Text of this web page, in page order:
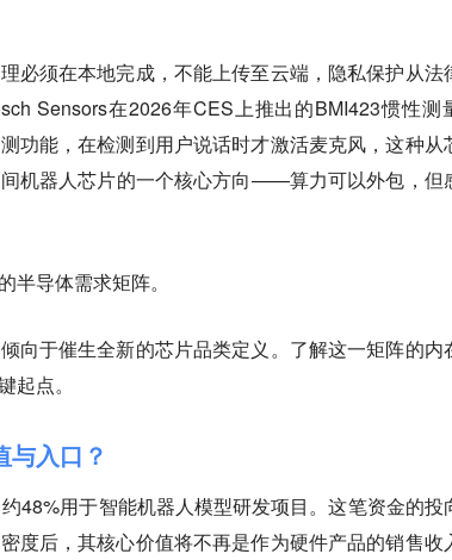
必须在本地完成，不能上传至云端，隐私保护从法
Sensors在2026年CES上推出的BMI423惯性测
功能，在检测到用户说话时才激活麦克风，这种从
机器人芯片的一个核心方向——算力可以外包，但
导体需求矩阵。
向于催生全新的芯片品类定义。了解这一矩阵的内
点。
与入口？
48%用于智能机器人模型研发项目。这笔资金的投
度后，其核心价值将不再是作为硬件产品的销售收